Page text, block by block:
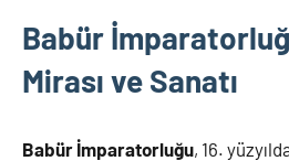
Babür
Mirası ve Sanatı
Babür İmparatorluğu, 16.